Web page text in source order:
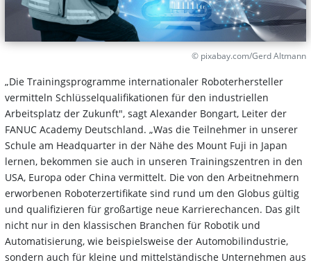
© pixabay.com/Gerd Altmann
„Die Trainingsprogramme internationaler Roboterhersteller
vermitteln Schlüsselqualifikationen für den industriellen
Arbeitsplatz der Zukunft", sagt Alexander Bongart, Leiter der
FANUC Academy Deutschland. „Was die Teilnehmer in unserer
Schule am Headquarter in der Nähe des Mount Fuji in Japan
lernen, bekommen sie auch in unseren Trainingszentren in den
USA, Europa oder China vermittelt. Die von den Arbeitnehmern
erworbenen Roboterzertifikate sind rund um den Globus gültig
und qualifizieren für großartige neue Karrierechancen. Das gilt
nicht nur in den klassischen Branchen für Robotik und
Automatisierung, wie beispielsweise der Automobilindustrie,
sondern auch für kleine und mittelständische Unternehmen aus